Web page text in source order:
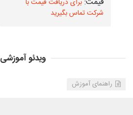
شرکت تماس بگیرید
ویدئو آموزشی
راهنمای آموزش